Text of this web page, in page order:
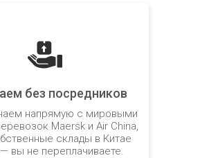
без посредников
напрямую с мировыми
Maersk и Air China,
склады в Китае
вы не переплачиваете.